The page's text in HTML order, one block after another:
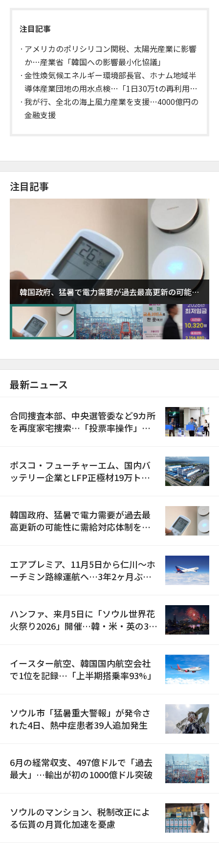
注目記事
アメリカのポリシリコン関税、太陽光産業に影響
か…産業省「韓国への影響最小化協議」
金性煥気候エネルギー環境部長官、ホナム地域半
導体産業団地の用水点検…「1日30万tの再利用水
供給」
我が行、全北の海上風力産業を支援…4000億円の
金融支援
注目記事
韓国政府、猛暑で電力需要が過去最高更新の可能性
に需給対応体制を点検
最新ニュース
合同捜査本部、中央選管委など9カ所
を再度家宅捜索…「投票率操作」の
ポスコ・フューチャーエム、国内バ
ッテリー企業とLFP正極材19万トン
韓国政府、猛暑で電力需要が過去最
高更新の可能性に需給対応体制を点
エアプレミア、11月5日から仁川〜ホ
ーチミン路線運航へ…3年2ヶ月ぶり
ハンファ、来月5日に「ソウル世界花
火祭り2026」開催…韓・米・英の3カ
イースター航空、韓国国内航空会社
で1位を記録…「上半期搭乗率93%」
ソウル市「猛暑重大警報」が発令さ
れた4日、熱中症患者39人追加発生
6月の経常収支、497億ドルで「過去
最大」…輸出が初の1000億ドル突破
ソウルのマンション、税制改正によ
る伝貰の月貰化加速を憂慮